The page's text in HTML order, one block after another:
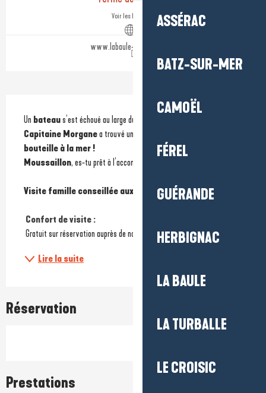
ASSÉRAC
BATZ-SUR-MER
CAMOËL
FÉREL
GUÉRANDE
HERBIGNAC
LA BAULE
LA TURBALLE
LE CROISIC
Voir les horaires
www.labaule-guerande.com
Description
Un bateau s’est échoué au large du
Capitaine Morgane a trouvé une
bouteille à la mer !
Moussaillon, es-tu prêt à l’accompagner dans sa
Visite famille conseillée aux enfants de 3/6 ans.
Confort de visite :
Gratuit sur réservation auprès de nos équipes :...
Lire la suite
Réservation
Prestations